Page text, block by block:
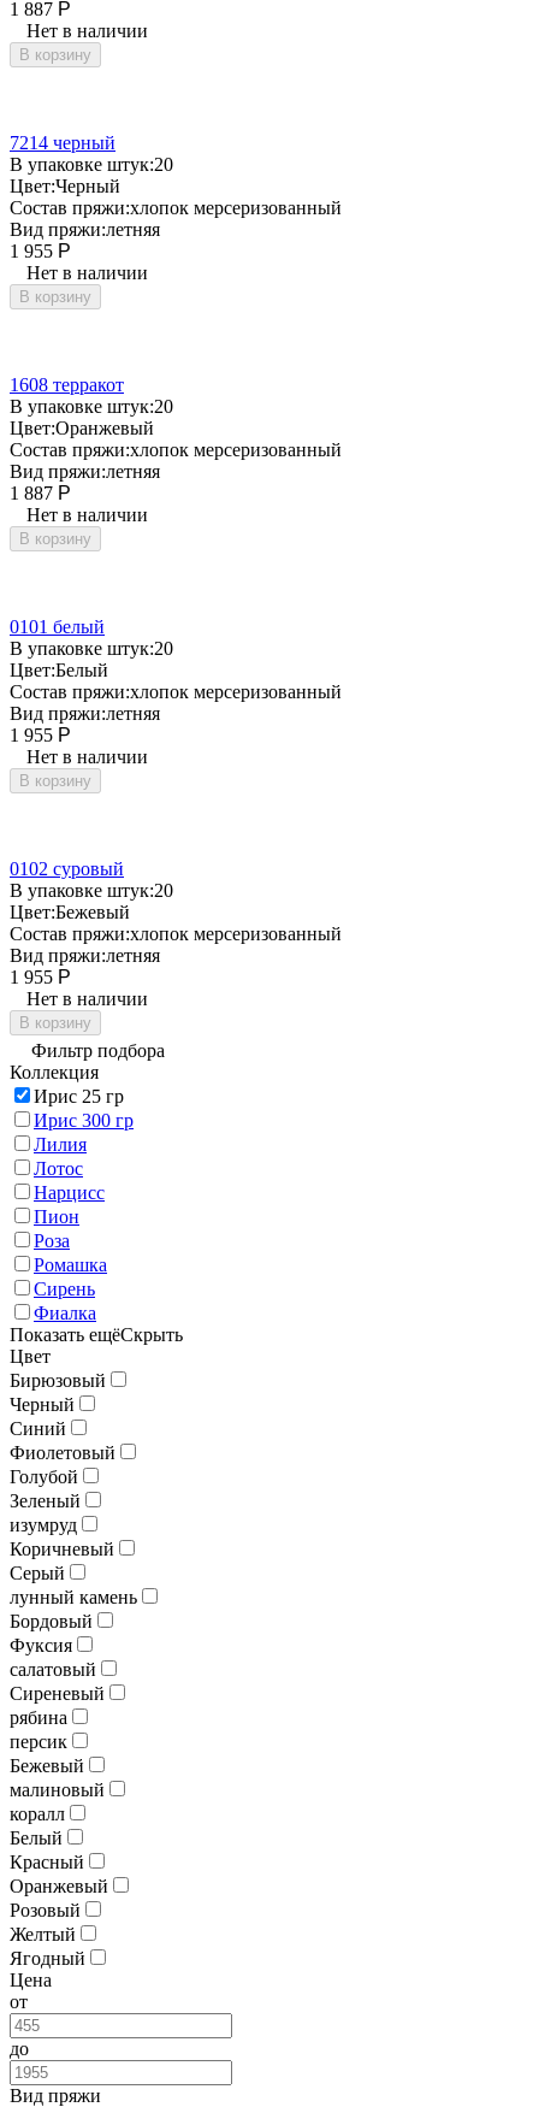
1 887 Р
Нет в наличии
В корзину
7214 черный
В упаковке штук:20
Цвет:Черный
Состав пряжи:хлопок мерсеризованный
Вид пряжи:летняя
1 955 Р
Нет в наличии
В корзину
1608 терракот
В упаковке штук:20
Цвет:Оранжевый
Состав пряжи:хлопок мерсеризованный
Вид пряжи:летняя
1 887 Р
Нет в наличии
В корзину
0101 белый
В упаковке штук:20
Цвет:Белый
Состав пряжи:хлопок мерсеризованный
Вид пряжи:летняя
1 955 Р
Нет в наличии
В корзину
0102 суровый
В упаковке штук:20
Цвет:Бежевый
Состав пряжи:хлопок мерсеризованный
Вид пряжи:летняя
1 955 Р
Нет в наличии
В корзину
Фильтр подбора
Коллекция
Ирис 25 гр
Ирис 300 гр
Лилия
Лотос
Нарцисс
Пион
Роза
Ромашка
Сирень
Фиалка
Показать ещёСкрыть
Цвет
Бирюзовый
Черный
Синий
Фиолетовый
Голубой
Зеленый
изумруд
Коричневый
Серый
лунный камень
Бордовый
Фуксия
салатовый
Сиреневый
рябина
персик
Бежевый
малиновый
коралл
Белый
Красный
Оранжевый
Розовый
Желтый
Ягодный
Цена
от
до
Вид пряжи